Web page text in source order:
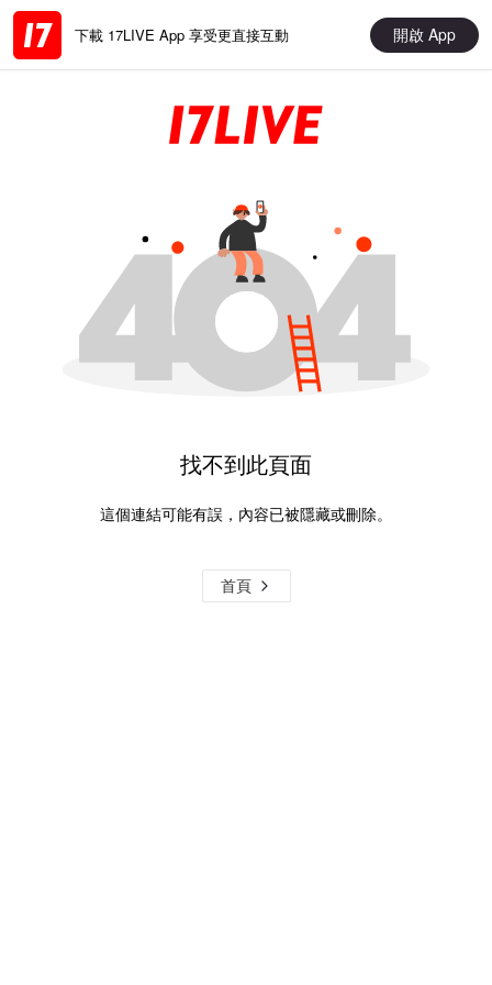
下載 17LIVE App 享受更直接互動 開啟 App
找不到此頁面
這個連結可能有誤，內容已被隱藏或刪除。
首頁